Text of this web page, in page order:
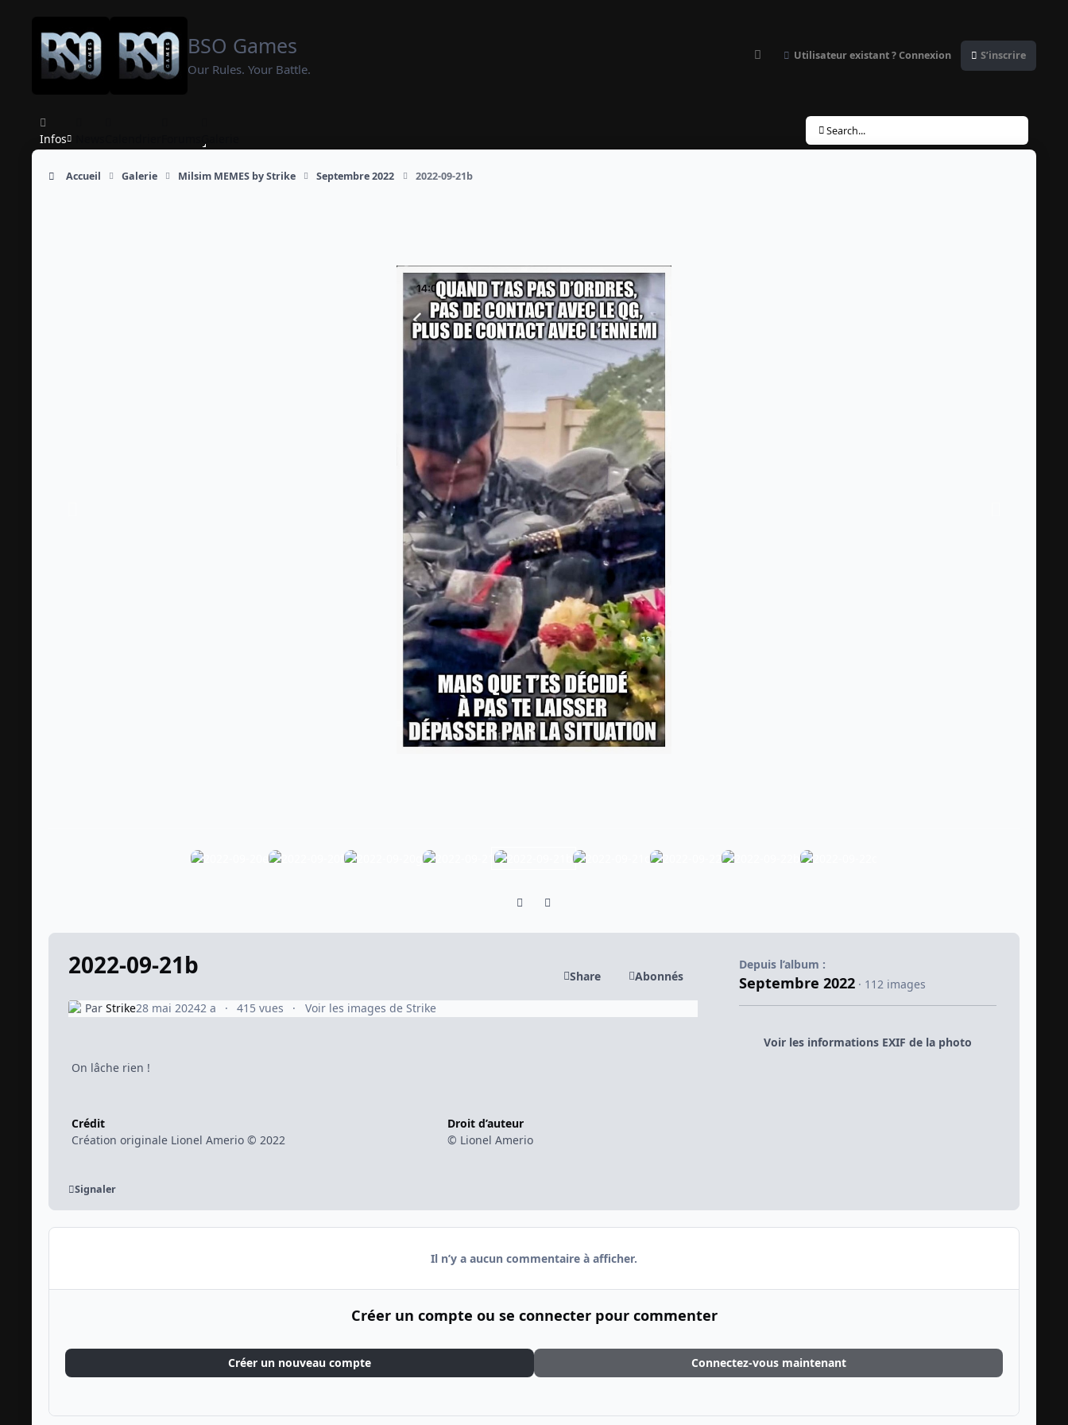
BSO Games
Our Rules. Your Battle. CustomizerUtilisateur existant ? Connexion S’inscrire
Infos
Search...
Accueil Galerie Milsim MEMES by Strike Septembre 2022 2022-09-21b
Previous carousel slide
Next carousel slide
2022-09-21b Share Abonnés
Par Strike28 mai 20242 a 415 vues Voir les images de Strike
On lâche rien !
Crédit
Création originale Lionel Amerio © 2022
Droit d’auteur
© Lionel Amerio
Signaler
Depuis l’album :
Septembre 2022 · 112 images
Voir les informations EXIF de la photo
Il n’y a aucun commentaire à afficher.
Créer un compte ou se connecter pour commenter
Créer un nouveau compte Connectez-vous maintenant